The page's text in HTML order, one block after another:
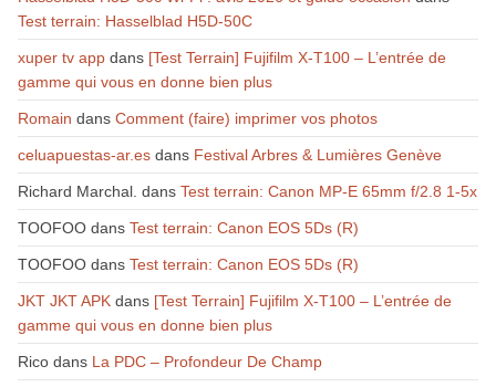
Test terrain: Hasselblad H5D-50C
xuper tv appdans [Test Terrain] Fujifilm X-T100 – L’entrée de
gamme qui vous en donne bien plus
Romain dans Comment (faire) imprimer vos photos
celuapuestas-ar.esdans Festival Arbres & Lumières Genève
Richard Marchal. dans Test terrain: Canon MP-E 65mm f/2.8 1-5x
TOOFOOdans Test terrain: Canon EOS 5Ds (R)
TOOFOOdans Test terrain: Canon EOS 5Ds (R)
JKT JKT APKdans [Test Terrain] Fujifilm X-T100 – L’entrée de
gamme qui vous en donne bien plus
Ricodans La PDC – Profondeur De Champ